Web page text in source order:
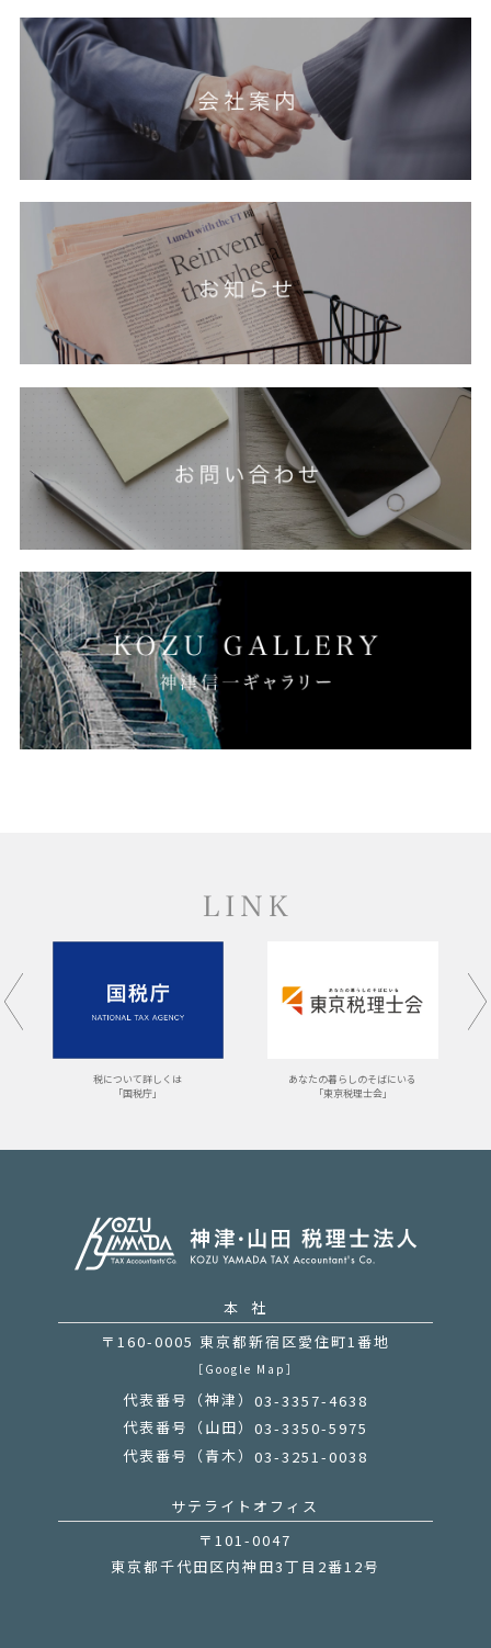
税について詳しくは
「国税庁」
あなたの暮らしのそばにいる
「東京税理士会」
本 社
〒160-0005 東京都新宿区愛住町1番地
［Google Map］
代表番号（神津） 03-3357-4638
代表番号（山田） 03-3350-5975
代表番号（青木） 03-3251-0038
サテライトオフィス
〒101-0047
東京都千代田区内神田3丁目2番12号